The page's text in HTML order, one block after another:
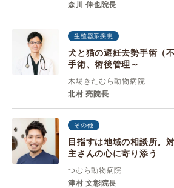
森川 伸也院長
生殖器系疾患
犬と猫の避妊去勢手術（
手術、術後管理～
木場きたむら動物病院
北村 亮院長
その他
目指すは地域の相談所。
主さんの心に寄り添う
つむら動物病院
津村 文彰院長